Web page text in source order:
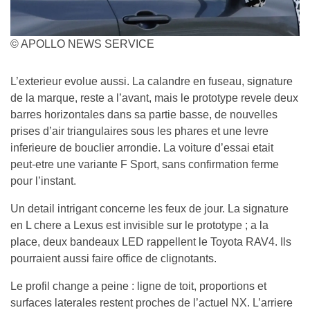
© APOLLO NEWS SERVICE
L’exterieur evolue aussi. La calandre en fuseau, signature
de la marque, reste a l’avant, mais le prototype revele deux
barres horizontales dans sa partie basse, de nouvelles
prises d’air triangulaires sous les phares et une levre
inferieure de bouclier arrondie. La voiture d’essai etait
peut-etre une variante F Sport, sans confirmation ferme
pour l’instant.
Un detail intrigant concerne les feux de jour. La signature
en L chere a Lexus est invisible sur le prototype ; a la
place, deux bandeaux LED rappellent le Toyota RAV4. Ils
pourraient aussi faire office de clignotants.
Le profil change a peine : ligne de toit, proportions et
surfaces laterales restent proches de l’actuel NX. L’arriere